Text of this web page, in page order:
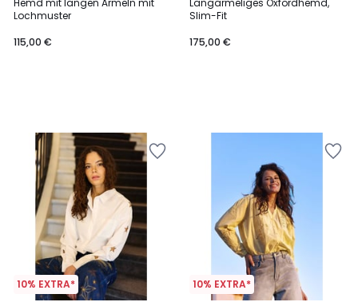
Hemd mit langen Ärmeln mit
Lochmuster
115,00 €
Langärmeliges Oxfordhemd,
Slim-Fit
175,00 €
10% EXTRA* 10% EXTRA*